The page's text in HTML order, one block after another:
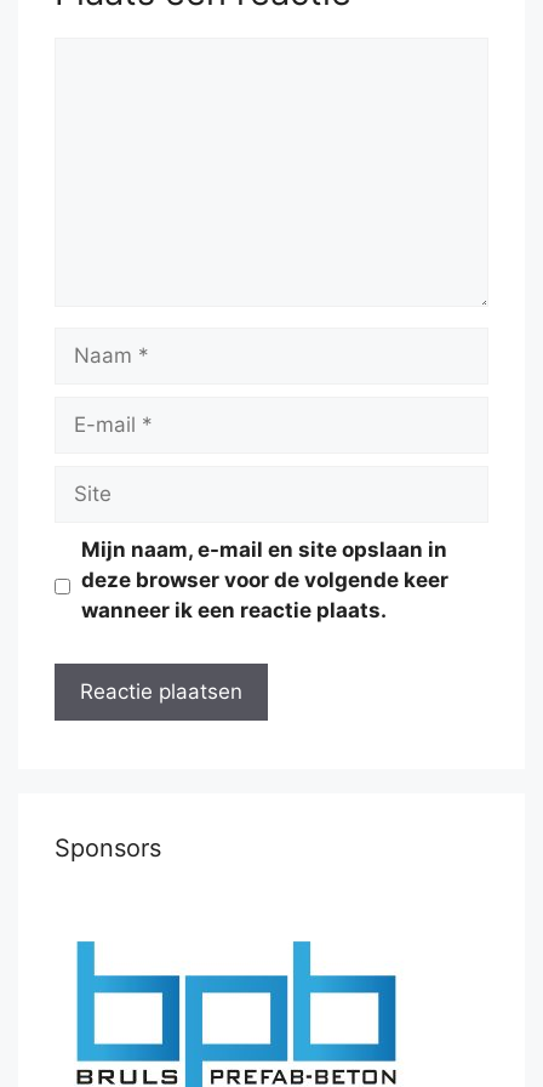
Naam
Site
Mijn naam, e-mail en site opslaan in
deze browser voor de volgende keer
wanneer ik een reactie plaats.
Sponsors